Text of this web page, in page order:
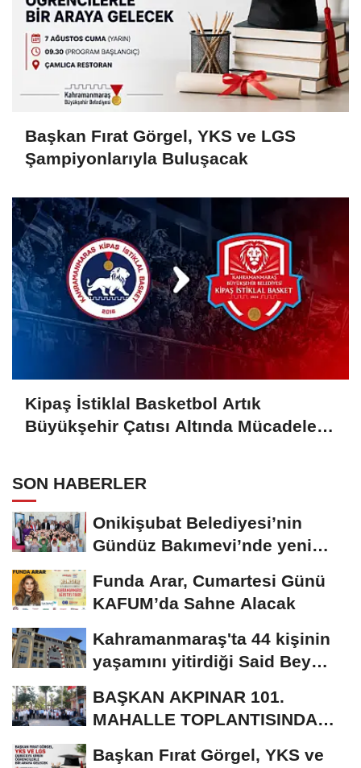
Başkan Fırat Görgel, YKS ve LGS
Şampiyonlarıyla Buluşacak
Kipaş İstiklal Basketbol Artık
Büyükşehir Çatısı Altında Mücadele
SON HABERLER
Onikişubat Belediyesi’nin
Gündüz Bakımevi’nde yeni
Funda Arar, Cumartesi Günü
KAFUM’da Sahne Alacak
Kahramanmaraş'ta 44 kişinin
yaşamını yitirdiği Said Bey
BAŞKAN AKPINAR 101.
MAHALLE TOPLANTISINDA
Başkan Fırat Görgel, YKS ve